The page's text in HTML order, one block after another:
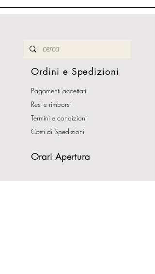
Ordini e Spedizioni
Pagamenti accettati
Resi e rimborsi
Termini e condizioni
Costi di Spedizioni
Orari Apertura